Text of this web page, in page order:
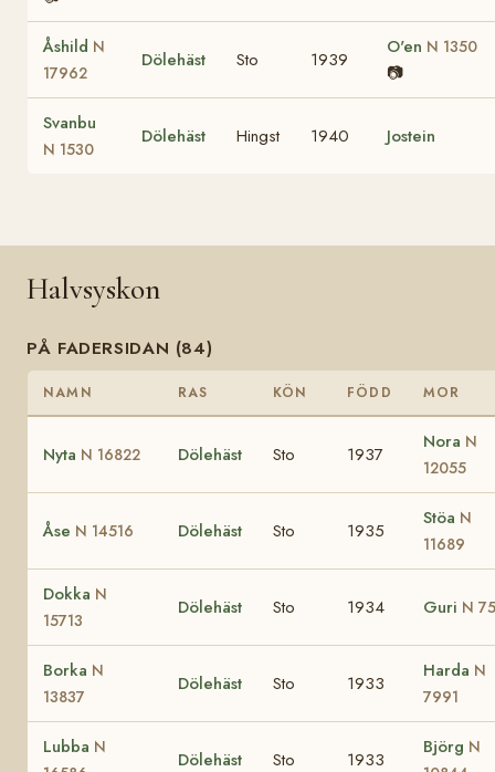
Åshild N
17962
Dölehäst Sto 1939
O'en N 1350
📷
Svanbu
N 1530
Dölehäst Hingst 1940 Jostein
Halvsyskon
PÅ FADERSIDAN (84)
NAMN RAS KÖN FÖDD MOR
Nyta N 16822 Dölehäst Sto 1937
Nora N
12055
Åse N 14516 Dölehäst Sto 1935
Stöa N
11689
Dokka N
15713
Dölehäst Sto 1934 Guri N
Borka N
13837
Dölehäst Sto 1933
Harda N
7991
Lubba N
Dölehäst Sto 1933
Björg N